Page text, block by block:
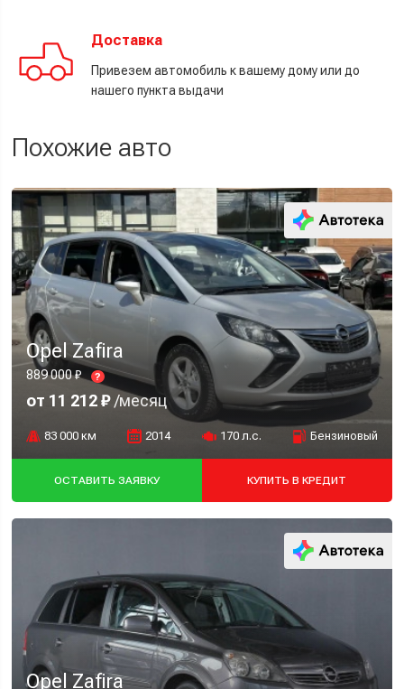
Доставка
Привезем автомобиль к вашему дому или до
нашего пункта выдачи
Похожие авто
Opel Zafira
889 000 ₽ ?
от 11 212 ₽/месяц
83 000 км 2014 170 л.с. Бензиновый
ОСТАВИТЬ ЗАЯВКУ КУПИТЬ В КРЕДИТ
Opel Zafira